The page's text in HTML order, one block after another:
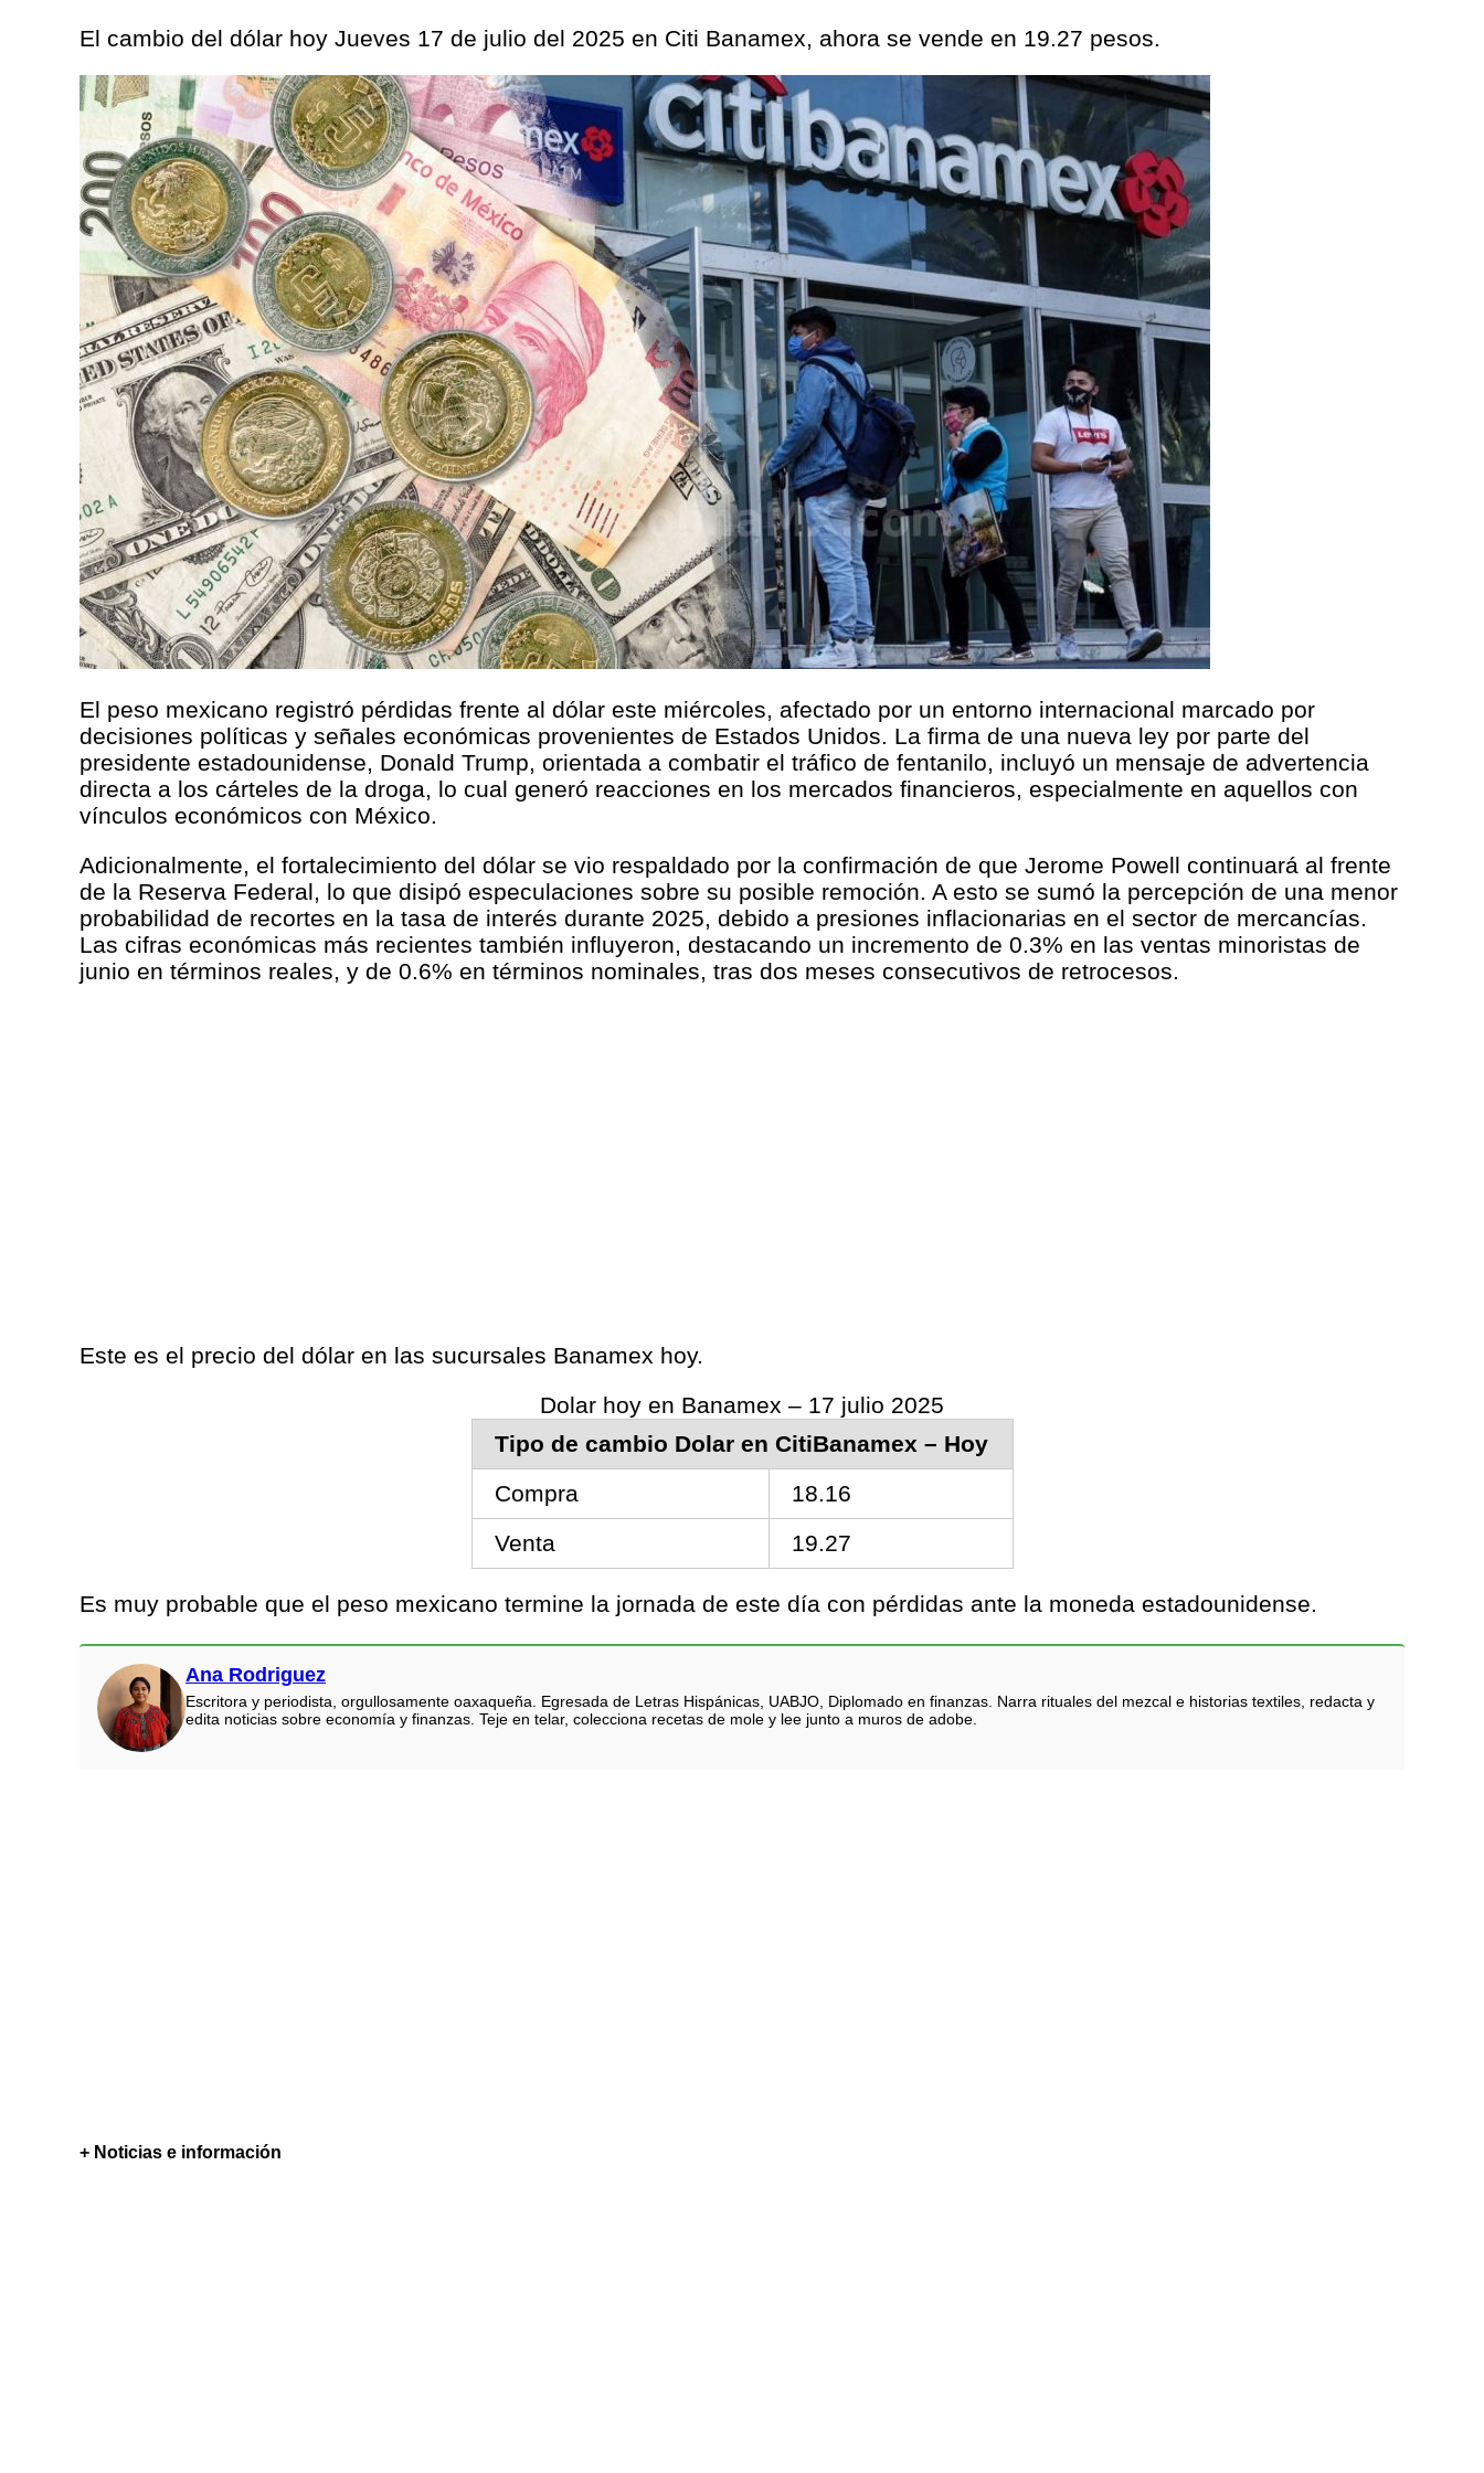
El cambio del dólar hoy Jueves 17 de julio del 2025 en Citi Banamex, ahora se vende en 19.27 pesos.
El peso mexicano registró pérdidas frente al dólar este miércoles, afectado por un entorno internacional marcado por
decisiones políticas y señales económicas provenientes de Estados Unidos. La firma de una nueva ley por parte del
presidente estadounidense, Donald Trump, orientada a combatir el tráfico de fentanilo, incluyó un mensaje de advertencia
directa a los cárteles de la droga, lo cual generó reacciones en los mercados financieros, especialmente en aquellos con
vínculos económicos con México.
Adicionalmente, el fortalecimiento del dólar se vio respaldado por la confirmación de que Jerome Powell continuará al frente
de la Reserva Federal, lo que disipó especulaciones sobre su posible remoción. A esto se sumó la percepción de una menor
probabilidad de recortes en la tasa de interés durante 2025, debido a presiones inflacionarias en el sector de mercancías.
Las cifras económicas más recientes también influyeron, destacando un incremento de 0.3% en las ventas minoristas de
junio en términos reales, y de 0.6% en términos nominales, tras dos meses consecutivos de retrocesos.
Este es el precio del dólar en las sucursales Banamex hoy.
Dolar hoy en Banamex – 17 julio 2025
Tipo de cambio Dolar en CitiBanamex – Hoy
Compra
18.16
Venta
19.27
Es muy probable que el peso mexicano termine la jornada de este día con pérdidas ante la moneda estadounidense.
Ana Rodriguez
Escritora y periodista, orgullosamente oaxaqueña. Egresada de Letras Hispánicas, UABJO, Diplomado en finanzas. Narra rituales del mezcal e historias textiles, redacta y
edita noticias sobre economía y finanzas. Teje en telar, colecciona recetas de mole y lee junto a muros de adobe.
+ Noticias e información